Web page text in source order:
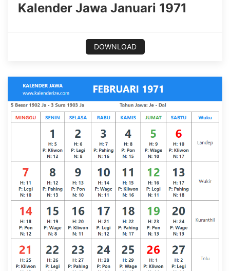
Kalender Jawa Januari 1971
DOWNLOAD